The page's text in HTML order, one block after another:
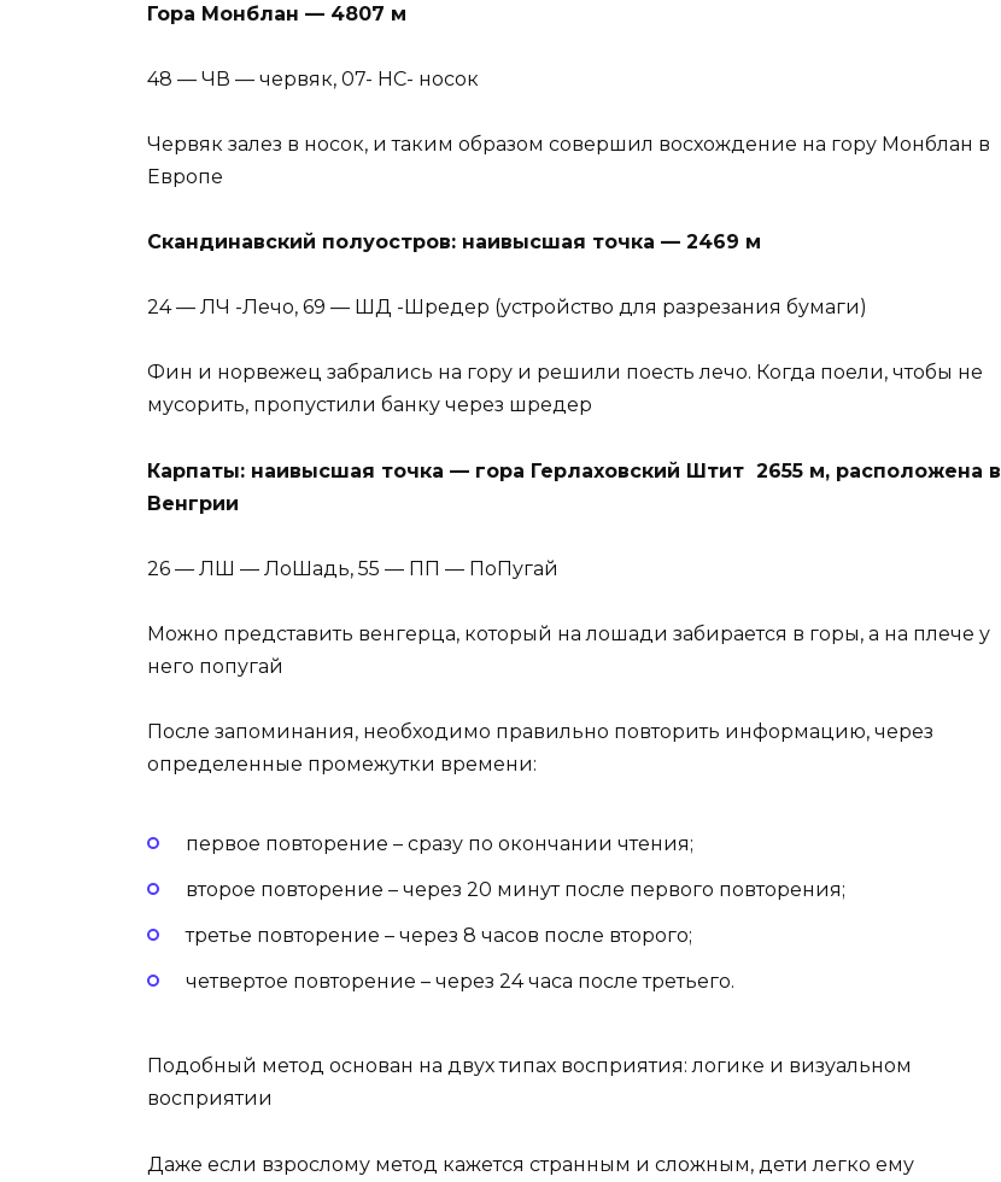
Гора Монблан — 4807 м
48 — ЧВ — червяк, 07- НС- носок
Червяк залез в носок, и таким образом совершил восхождение на гору Монблан в
Европе
Скандинавский полуостров: наивысшая точка — 2469 м
24 — ЛЧ -Лечо, 69 — ШД -Шредер (устройство для разрезания бумаги)
Фин и норвежец забрались на гору и решили поесть лечо. Когда поели, чтобы не
мусорить, пропустили банку через шредер
Карпаты: наивысшая точка — гора Герлаховский Штит 2655 м, расположена в
Венгрии
26 — ЛШ — ЛоШадь, 55 — ПП — ПоПугай
Можно представить венгерца, который на лошади забирается в горы, а на плече у
него попугай
После запоминания, необходимо правильно повторить информацию, через
определенные промежутки времени:
первое повторение – сразу по окончании чтения;
второе повторение – через 20 минут после первого повторения;
третье повторение – через 8 часов после второго;
четвертое повторение – через 24 часа после третьего.
Подобный метод основан на двух типах восприятия: логике и визуальном
восприятии
Даже если взрослому метод кажется странным и сложным, дети легко ему